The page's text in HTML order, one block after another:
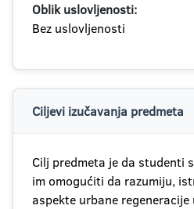
Oblik uslovljenosti:
Bez uslovljenosti
Ciljevi izučavanja predmeta
Cilj predmeta je da studenti
im omogućiti da razumiju,
aspekte urbane